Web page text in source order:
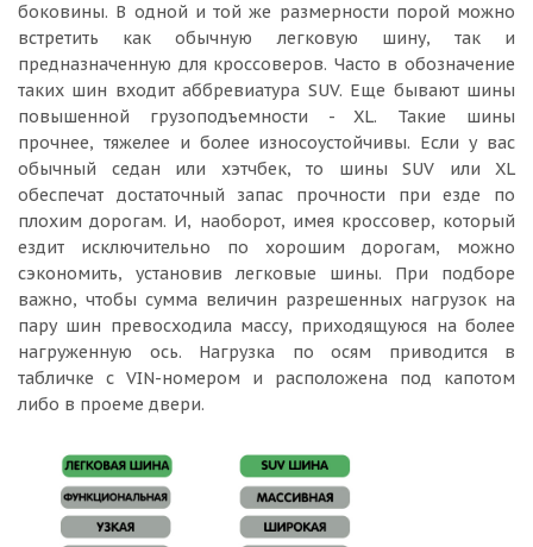
боковины. В одной и той же размерности порой можно
встретить как обычную легковую шину, так и
предназначенную для кроссоверов. Часто в обозначение
таких шин входит аббревиатура SUV. Еще бывают шины
повышенной грузоподъемности - XL. Такие шины
прочнее, тяжелее и более износоустойчивы. Если у вас
обычный седан или хэтчбек, то шины SUV или XL
обеспечат достаточный запас прочности при езде по
плохим дорогам. И, наоборот, имея кроссовер, который
ездит исключительно по хорошим дорогам, можно
сэкономить, установив легковые шины. При подборе
важно, чтобы сумма величин разрешенных нагрузок на
пару шин превосходила массу, приходящуюся на более
нагруженную ось. Нагрузка по осям приводится в
табличке с VIN-номером и расположена под капотом
либо в проеме двери.